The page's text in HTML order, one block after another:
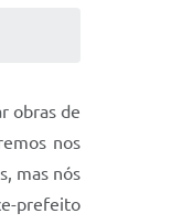
obras de
nos
mas nós
prefeito